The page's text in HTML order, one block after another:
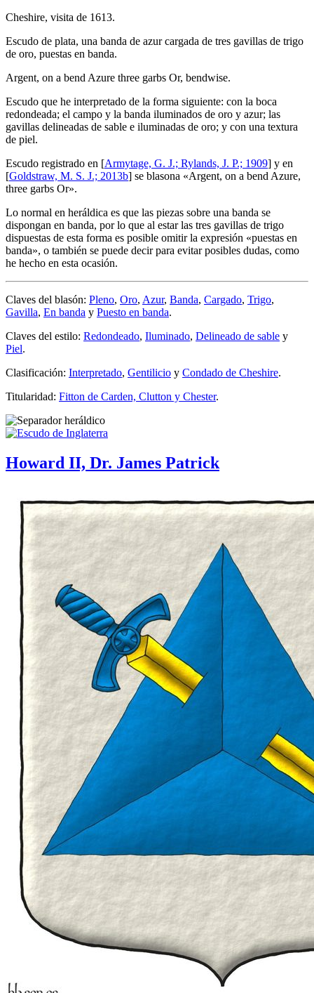
Cheshire, visita de 1613.
Escudo de plata, una banda de azur cargada de tres gavillas de trigo
de oro, puestas en banda.
Argent, on a bend Azure three garbs Or, bendwise.
Escudo que he interpretado de la forma siguiente: con la boca
redondeada; el campo y la banda iluminados de oro y azur; las
gavillas delineadas de sable e iluminadas de oro; y con una textura
de piel.
Escudo registrado en [Armytage, G. J.; Rylands, J. P.; 1909] y en
[Goldstraw, M. S. J.; 2013b] se blasona «Argent, on a bend Azure,
three garbs Or».
Lo normal en heráldica es que las piezas sobre una banda se
dispongan en banda, por lo que al estar las tres gavillas de trigo
dispuestas de esta forma es posible omitir la expresión «puestas en
banda», o también se puede decir para evitar posibles dudas, como
he hecho en esta ocasión.
Claves del blasón: Pleno, Oro, Azur, Banda, Cargado, Trigo,
Gavilla, En banda y Puesto en banda.
Claves del estilo: Redondeado, Iluminado, Delineado de sable y
Piel.
Clasificación: Interpretado, Gentilicio y Condado de Cheshire.
Titularidad: Fitton de Carden, Clutton y Chester.
Howard II, Dr. James Patrick